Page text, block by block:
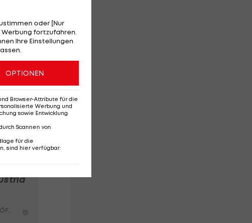
in
in
ÖFB-Cup
oder [Nur
Werbung fortzufahren.
Ihre Einstellungen
OPTIONEN
Browser-Attribute für die
Werbung und
sowie Entwicklung
Scannen von
für die
sind hier verfügbar: